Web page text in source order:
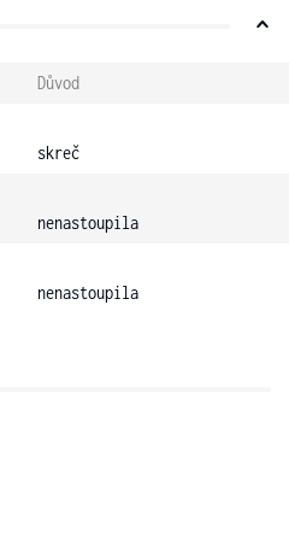
Důvod
skreč
nenastoupila
nenastoupila